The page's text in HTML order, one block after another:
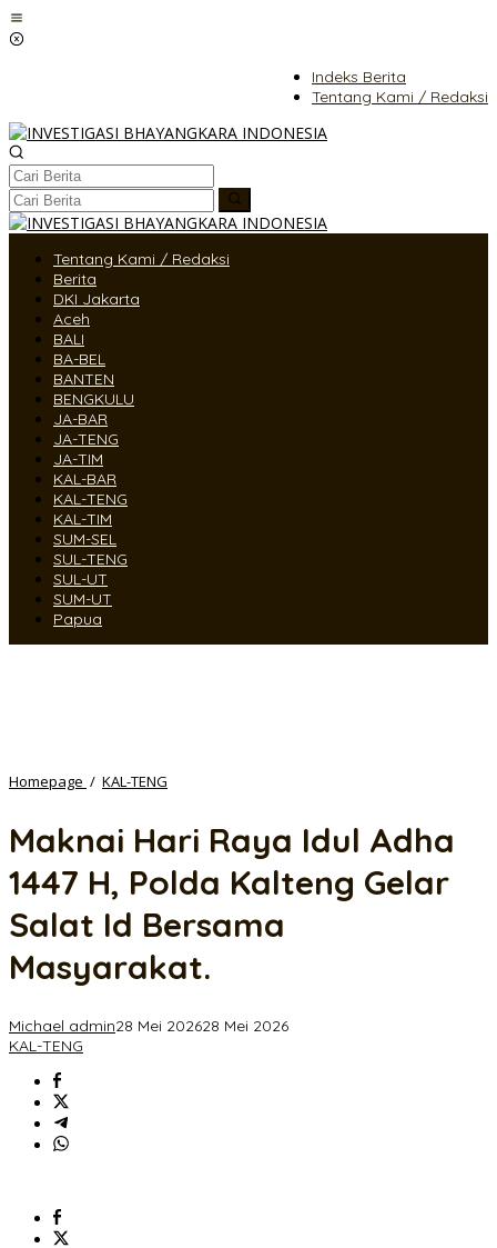
Lewati
ke
Indeks Berita
Tentang Kami / Redaksi
Tentang Kami / Redaksi
Berita
DKI Jakarta
Aceh
BALI
BA-BEL
BANTEN
BENGKULU
JA-BAR
JA-TENG
JA-TIM
KAL-BAR
KAL-TENG
KAL-TIM
SUM-SEL
SUL-TENG
SUL-UT
SUM-UT
Papua
Homepage / KAL-TENG
Idul
1447
H,
Polda
Kalteng
Gelar
Salat
Bersama
Maknai Hari Raya Idul Adha
1447 H, Polda Kalteng Gelar
Salat Id Bersama
Masyarakat.
Michael admin28 Mei 202628 Mei 2026
KAL-TENG